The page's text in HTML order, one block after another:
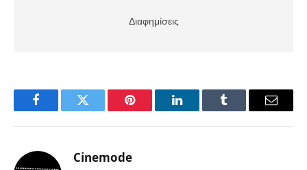
Διαφημίσεις
FacebookTwitter Pinterest LinkedInTumblr Email
Cinemode